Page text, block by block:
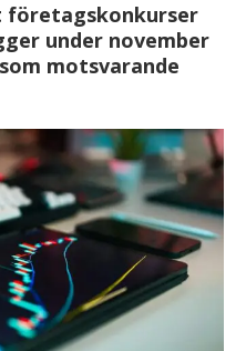
under november
motsvarande